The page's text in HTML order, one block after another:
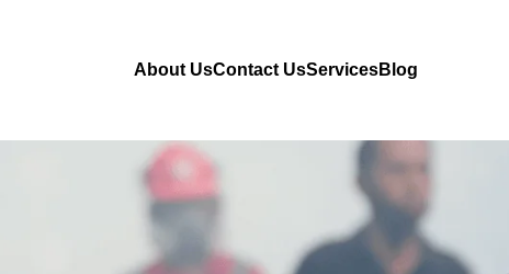
About UsContact UsServicesBlog